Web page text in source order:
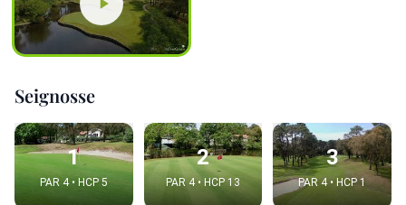
Seignosse
1
PAR 4 • HCP 5
2
PAR 4 • HCP 13
3
PAR 4 • HCP 1